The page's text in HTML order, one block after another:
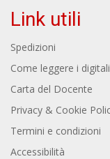
Link utili
Spedizioni
Come leggere i digitali
Carta del Docente
Privacy & Cookie
Termini e condizioni
Accessibilità